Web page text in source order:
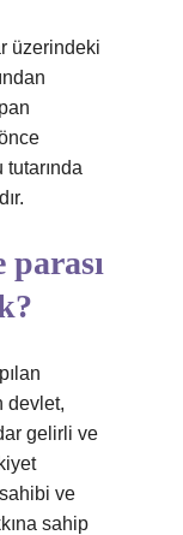
üzerindeki
devlet,
gelirli ve
ve
sahip